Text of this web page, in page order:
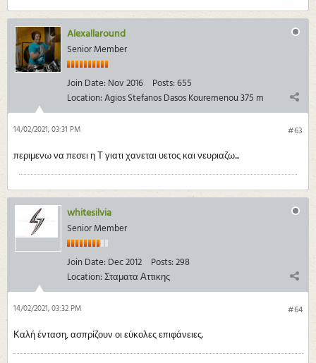
Alexallaround
Senior Member
Join Date: Nov 2016 Posts:655
Location:Agios Stefanos Dasos Kouremenou 375 m
#63
14/02/2021, 03:31 PM
περιμενω να πεσει η Τ γιατι χανεται υετος και νευριαζω...
whitesilvia
Senior Member
Join Date: Dec 2012 Posts:298
Location:Σταματα Αττικης
#64
14/02/2021, 03:32 PM
Καλή ένταση, ασπρίζουν οι εύκολες επιφάνειες.